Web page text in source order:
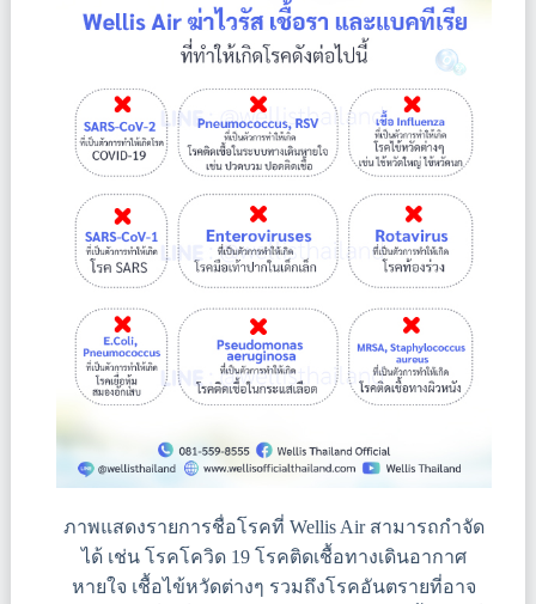
ภาพแสดงรายการชื่อโรคที่ Wellis Air สามารถกำจัด
ได้ เช่น โรคโควิด 19 โรคติดเชื้อทางเดินอากาศ
หายใจ เชื้อไข้หวัดต่างๆ รวมถึงโรคอันตรายที่อาจ